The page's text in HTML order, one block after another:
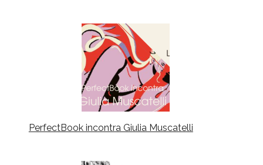
PerfectBook incontra Giulia Muscatelli